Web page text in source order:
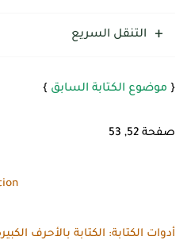
التنقل السريع
{ موضوع الكتابة السابق }
صفحة 52, 53
أدوات الكتابة: الكتابة بالأحرف